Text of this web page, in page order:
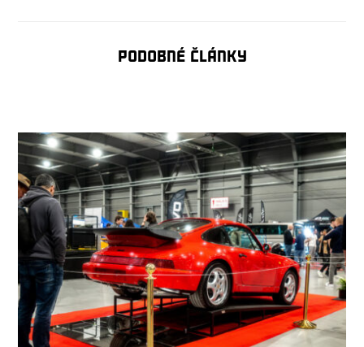
Podobné články